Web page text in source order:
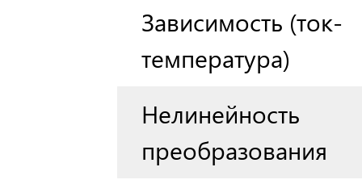
Зависимость (ток-
температура)
Нелинейность
преобразования